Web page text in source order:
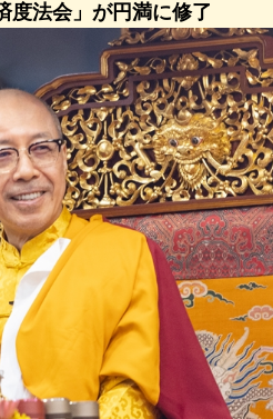
度法会」が円満に修了